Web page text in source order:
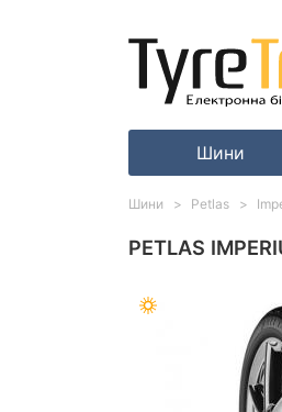
Шини
PETLAS
Шини Petlas